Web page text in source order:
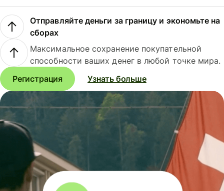
Отправляйте деньги за границу и экономьте на
сборах
Максимальное сохранение покупательной
способности ваших денег в любой точке мира.
Регистрация
Узнать больше